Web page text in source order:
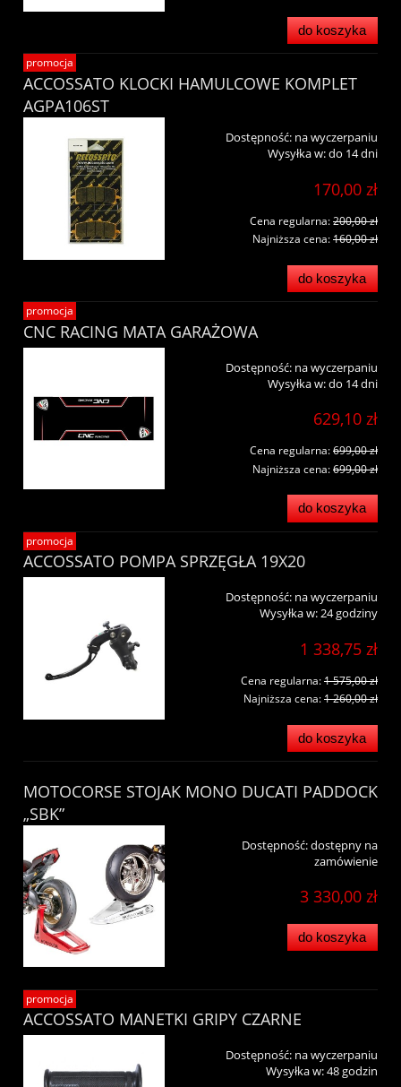
do koszyka
ACCOSSATO KLOCKI HAMULCOWE KOMPLET
AGPA106ST
Dostępność: na wyczerpaniu
Wysyłka w:do 14 dni
170,00 zł
Cena regularna:200,00 zł
Najniższa cena:160,00 zł
do koszyka
promocja
CNC RACING MATA GARAŻOWA
Dostępność: na wyczerpaniu
Wysyłka w:do 14 dni
629,10 zł
Cena regularna:699,00 zł
Najniższa cena:699,00 zł
do koszyka
promocja
ACCOSSATO POMPA SPRZĘGŁA 19X20
Dostępność: na wyczerpaniu
Wysyłka w:24 godziny
1 338,75 zł
Cena regularna:1 575,00 zł
Najniższa cena:1 260,00 zł
do koszyka
promocja
MOTOCORSE STOJAK MONO DUCATI PADDOCK
„SBK”
Dostępność:dostępny na
zamówienie
3 330,00 zł
do koszyka
ACCOSSATO MANETKI GRIPY CZARNE
Dostępność: na wyczerpaniu
Wysyłka w:48 godzin
promocja